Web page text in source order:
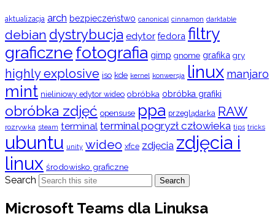
aktualizacja arch bezpieczeństwo canonical cinnamon darktable
debian dystrybucja edytor fedora filtry
graficznefotografia gimp gnome grafika gry
highly explosive iso kde kernel konwersja linux manjaro
mint nieliniowy edytor wideo obróbka obróbka grafiki
obróbka zdjęć opensuse ppa przeglądarka RAW
rozrywka steam terminal terminal pogryzł człowieka tips tricks
ubuntu unity wideo xfce zdjęcia zdjęcia i
linux środowisko graficzne
Search Search
Microsoft Teams dla Linuksa